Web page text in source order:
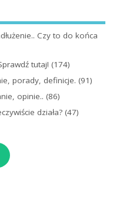
Czy to do końca
tutaj! (174)
porady, definicje. (91)
opinie.. (86)
działa? (47)